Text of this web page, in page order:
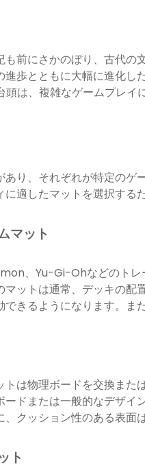
前にさかのぼり、古代
歩とともに大幅に進化
は、複雑なゲームプレイ
り、それぞれが特定の
適したマットを選択する
マット
、Yu-Gi-Ohなどのトレ
ットは通常、デッキの配
きるようになります。ま
は物理ボードを交換ま
ドまたは一般的なデザ
クッション性のある表面
ト